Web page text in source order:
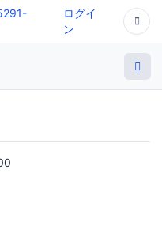
ログイ
ン